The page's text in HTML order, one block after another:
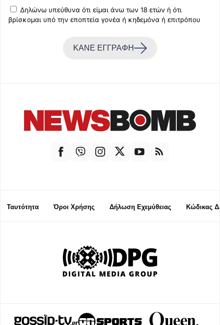
Δηλώνω υπεύθυνα ότι είμαι άνω των 18 ετών ή ότι
βρίσκομαι υπό την εποπτεία γονέα ή κηδεμόνα ή επιτρόπου
ΚΑΝΕ ΕΓΓΡΑΦΗ
Ταυτότητα Όροι Χρήσης Δήλωση Εχεμύθειας Κώδικας